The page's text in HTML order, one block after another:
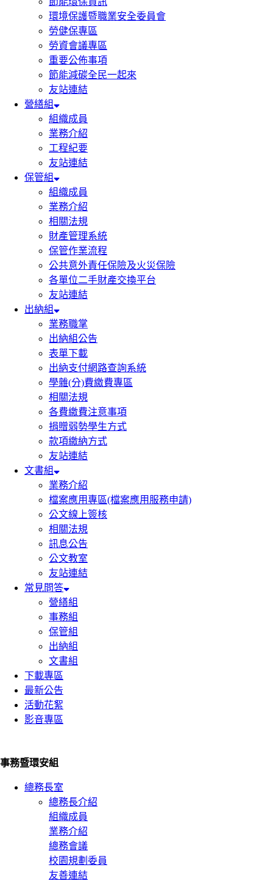
環境保護暨職業安全委員會
勞健保專區
勞資會議專區
重要公佈事項
節能減碳全民一起來
友站連結
營繕組
組織成員
業務介紹
工程紀要
友站連結
保管組
組織成員
業務介紹
相關法規
財產管理系統
保管作業流程
公共意外責任保險及火災保險
各單位二手財產交換平台
友站連結
出納組
業務職掌
出納組公告
表單下載
出納支付網路查詢系統
學雜(分)費繳費專區
相關法規
各費繳費注意事項
捐贈弱勢學生方式
款項繳納方式
友站連結
文書組
業務介紹
檔案應用專區(檔案應用服務申請)
公文線上簽核
相關法規
訊息公告
公文教室
友站連結
常見問答
營繕組
事務組
保管組
出納組
文書組
下載專區
最新公告
活動花絮
影音專區
事務暨環安組
總務長室
總務長介紹
組織成員
業務介紹
總務會議
校園規劃委員
友善連結